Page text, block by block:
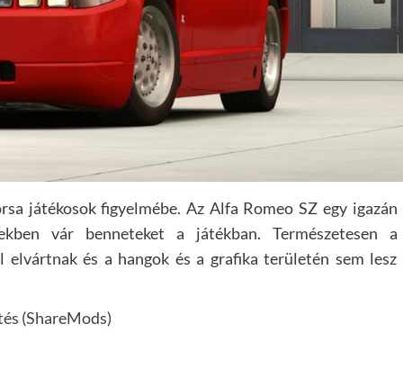
játékosok figyelmébe. Az Alfa Romeo SZ egy igazán
vár benneteket a játékban. Természetesen a
és a hangok és a grafika területén sem lesz
(ShareMods)